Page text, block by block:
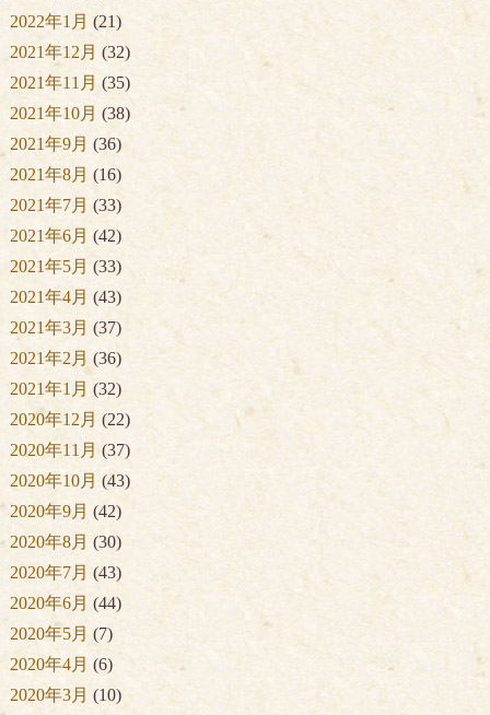
2022年1月 (21)
2021年12月 (32)
2021年11月 (35)
2021年10月 (38)
2021年9月 (36)
2021年8月 (16)
2021年7月 (33)
2021年6月 (42)
2021年5月 (33)
2021年4月 (43)
2021年3月 (37)
2021年2月 (36)
2021年1月 (32)
2020年12月 (22)
2020年11月 (37)
2020年10月 (43)
2020年9月 (42)
2020年8月 (30)
2020年7月 (43)
2020年6月 (44)
2020年5月 (7)
2020年4月 (6)
2020年3月 (10)